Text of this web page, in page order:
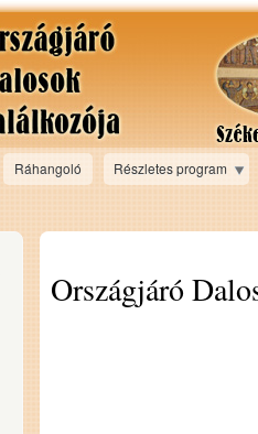
Ráhangoló Részletes program
Országjáró